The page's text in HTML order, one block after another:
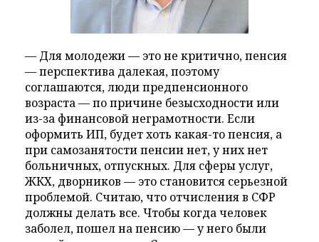
— Для молодежи — это не критично, пенсия
— перспектива далекая, поэтому
соглашаются, люди предпенсионного
возраста — по причине безысходности или
из-за финансовой неграмотности. Если
оформить ИП, будет хоть какая-то пенсия, а
при самозанятости пенсии нет, у них нет
больничных, отпускных. Для сферы услуг,
ЖКХ, дворников — это становится серьезной
проблемой. Считаю, что отчисления в СФР
должны делать все. Чтобы когда человек
заболел, пошел на пенсию — у него были